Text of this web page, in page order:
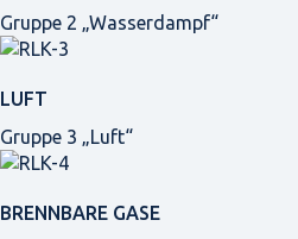
Gruppe 2 „Wasserdampf“
LUFT
Gruppe 3 „Luft“
BRENNBARE GASE